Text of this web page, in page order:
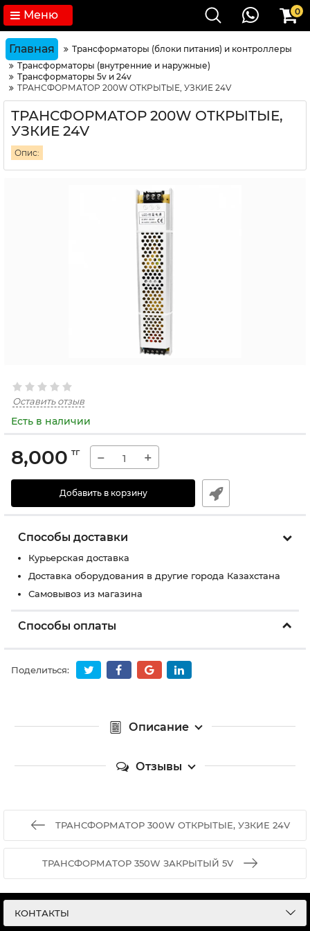
Меню 0
Главная
Трансформаторы (блоки питания) и контроллеры
Трансформаторы (внутренние и наружные)
Трансформаторы 5v и 24v
ТРАНСФОРМАТОР 200W ОТКРЫТЫЕ, УЗКИЕ 24V
ТРАНСФОРМАТОР 200W ОТКРЫТЫЕ,
УЗКИЕ 24V
Опис:
Оставить отзыв
Есть в наличии
8,000 тг − +
Добавить в корзину
Способы доставки
Курьерская доставка
Доставка оборудования в другие города Казахстана
Самовывоз из магазина
Способы оплаты
Поделиться:
Описание
Отзывы
ТРАНСФОРМАТОР 300W ОТКРЫТЫЕ, УЗКИЕ 24V
ТРАНСФОРМАТОР 350W ЗАКРЫТЫЙ 5V
КОНТАКТЫ